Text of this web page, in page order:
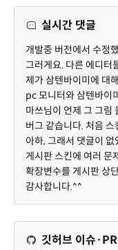
실시간 댓글
감사합니다.^^
깃허브 이슈·PR